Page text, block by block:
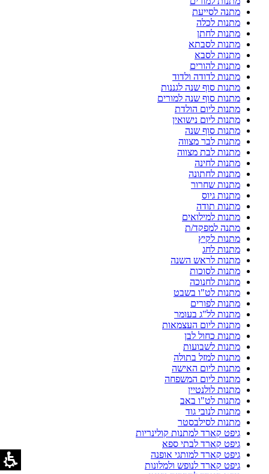
מתנה לסייעת
מתנות לכלה
מתנות לחתן
מתנות לסבתא
מתנות לסבא
מתנות להורים
מתנות לדודה ולדוד
מתנות סוף שנה לגננות
מתנות סוף שנה למורים
מתנות ליום הולדת
מתנות ליום נישואין
מתנות סוף שנה
מתנות לבר מצווה
מתנות לבת מצווה
מתנות לחינה
מתנות לחתונה
מתנות שחרור
מתנות גיוס
מתנות תודה
מתנות למילואים
מתנה למפקד/ת
מתנות לקיץ
מתנות לחג
מתנות לראש השנה
מתנות לסוכות
מתנות לחנוכה
מתנות לט"ו בשבט
מתנות לפורים
מתנות לל"ג בעומר
מתנות ליום העצמאות
מתנות כחול לבן
מתנות לשבועות
מתנות למזל בתולה
מתנות ליום האישה
מתנות ליום המשפחה
מתנות לולנטיין
מתנות לט"ו באב
מתנות לנובי גוד
מתנות לסילבסטר
גיפט קארד למתנות קולינריות
גיפט קארד לבתי ספא
גיפט קארד למותגי אופנה
גיפט קארד לנופש ולמלונות